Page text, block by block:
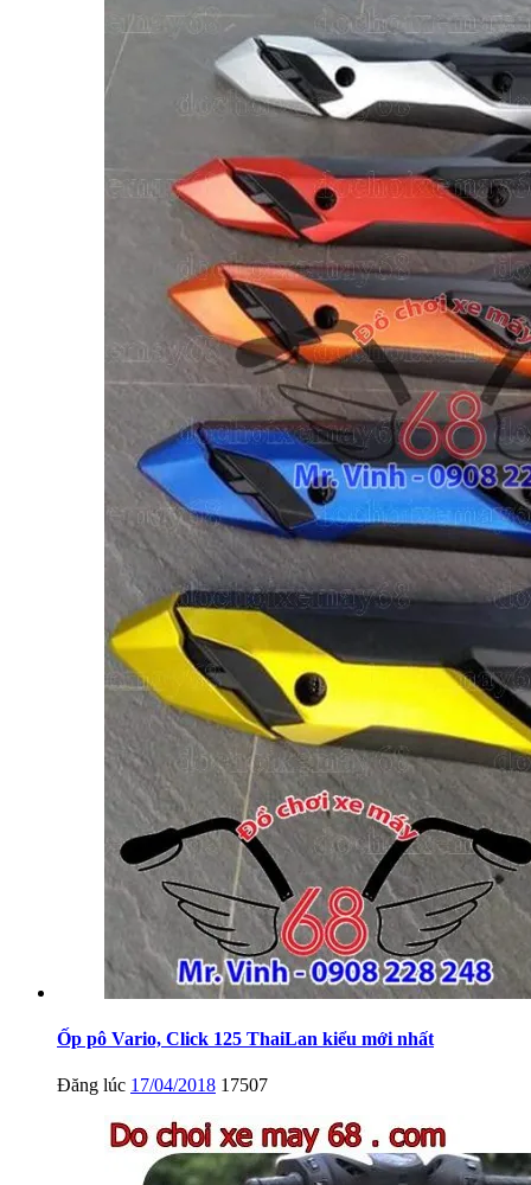
Ốp pô Vario, Click 125 ThaiLan kiểu mới nhất
Đăng lúc 17/04/2018 17507